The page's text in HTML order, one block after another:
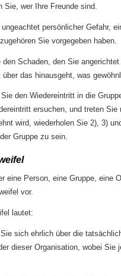
wer Ihre Freunde sind.
persönlicher Gefahr,
Sie vorgegeben haben.
Schaden, den Sie angerichtet
das hinausgeht, was
den Wiedereintritt in die
ersuchen, und treten
wird, wiederholen Sie 2), 3)
Gruppe zu sein.
eine Person, eine Gruppe, eine
vor.
lautet:
sich ehrlich über die
dieser Organisation, wobei Sie